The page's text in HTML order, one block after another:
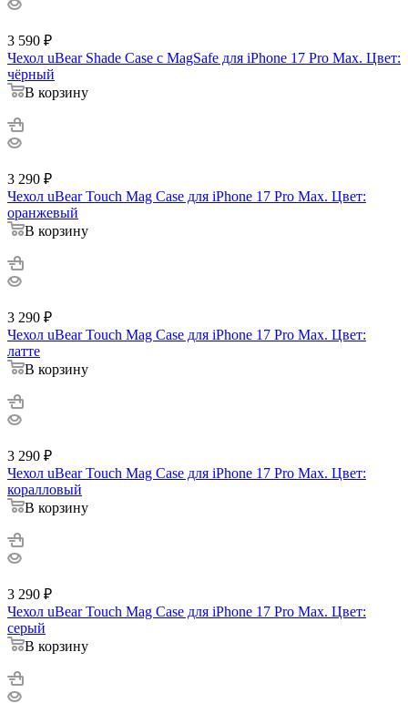
3 590 ₽
Чехол uBear Shade Case с MagSafe для iPhone 17 Pro Max. Цвет:
чёрный
В корзину
3 290 ₽
Чехол uBear Touch Mag Case для iPhone 17 Pro Max. Цвет:
оранжевый
В корзину
3 290 ₽
Чехол uBear Touch Mag Case для iPhone 17 Pro Max. Цвет:
латте
В корзину
3 290 ₽
Чехол uBear Touch Mag Case для iPhone 17 Pro Max. Цвет:
коралловый
В корзину
3 290 ₽
Чехол uBear Touch Mag Case для iPhone 17 Pro Max. Цвет:
серый
В корзину